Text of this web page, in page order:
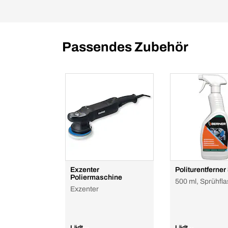
Passendes Zubehör
Exzenter
Poliermaschine
Exzenter
Politurentferner
500 ml,